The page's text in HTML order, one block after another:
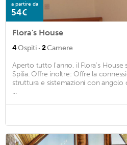
a partire da
54€
Flora's House
4Ospiti · 2Camere
Aperto tutto l'anno, il Flora's House
Spilia. Offre inoltre: Offre la
struttura e sistemazioni con
...